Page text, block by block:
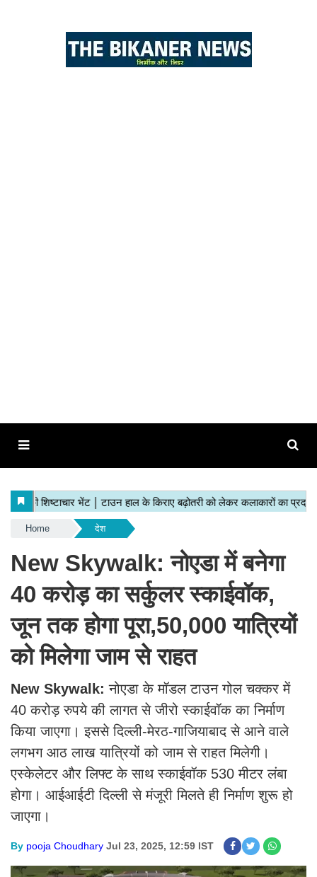
Home देश
New Skywalk: नोएडा में बनेगा
40 करोड़ का सर्कुलर स्काईवॉक,
जून तक होगा पूरा,50,000 यात्रियों
को मिलेगा जाम से राहत
New Skywalk:नोएडा के मॉडल टाउन गोल चक्कर में
40 करोड़ रुपये की लागत से जीरो स्काईवॉक का निर्माण
किया जाएगा। इससे दिल्ली-मेरठ-गाजियाबाद से आने वाले
लगभग आठ लाख यात्रियों को जाम से राहत मिलेगी।
एस्केलेटर और लिफ्ट के साथ स्काईवॉक 530 मीटर लंबा
होगा। आईआईटी दिल्ली से मंजूरी मिलते ही निर्माण शुरू हो
जाएगा।
By pooja Choudhary Jul 23, 2025, 12:59 IST